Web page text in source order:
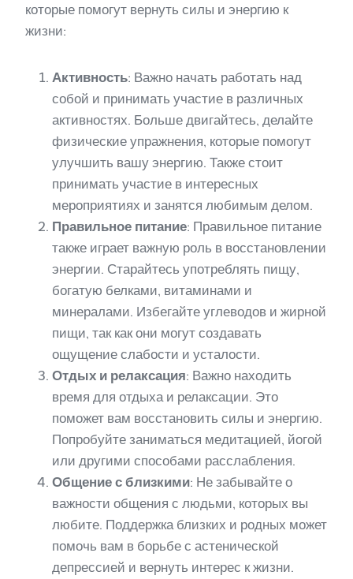
которые помогут вернуть силы и энергию к
жизни:
Активность: Важно начать работать над
собой и принимать участие в различных
активностях. Больше двигайтесь, делайте
физические упражнения, которые помогут
улучшить вашу энергию. Также стоит
принимать участие в интересных
мероприятиях и занятся любимым делом.
Правильное питание: Правильное питание
также играет важную роль в восстановлении
энергии. Старайтесь употреблять пищу,
богатую белками, витаминами и
минералами. Избегайте углеводов и жирной
пищи, так как они могут создавать
ощущение слабости и усталости.
Отдых и релаксация: Важно находить
время для отдыха и релаксации. Это
поможет вам восстановить силы и энергию.
Попробуйте заниматься медитацией, йогой
или другими способами расслабления.
Общение с близкими: Не забывайте о
важности общения с людьми, которых вы
любите. Поддержка близких и родных может
помочь вам в борьбе с астенической
депрессией и вернуть интерес к жизни.